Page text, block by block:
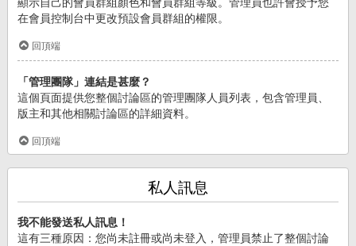
顯示自己的會員群組顏色和會員群組等級。管理員也許會授予您
在會員控制台中更改預設會員群組的權限。
回頂端
「管理團隊」連結是甚麼？
這個頁面提供您整個討論區的管理團隊人員列表，包含管理員、
版主和其他相關討論區的詳細資料。
回頂端
私人訊息
我不能發送私人訊息！
這有三種原因：您尚未註冊或尚未登入，管理員禁止了整個討論